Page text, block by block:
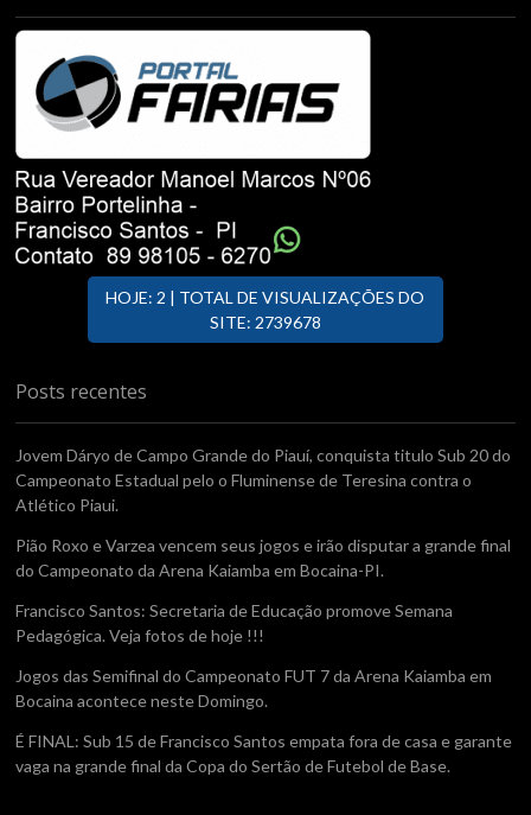
HOJE: 2 | TOTAL DE VISUALIZAÇÕES DO
SITE: 2739678
Posts recentes
Jovem Dáryo de Campo Grande do Piauí, conquista titulo Sub 20 do
Campeonato Estadual pelo o Fluminense de Teresina contra o
Atlético Piaui.
Pião Roxo e Varzea vencem seus jogos e irão disputar a grande final
do Campeonato da Arena Kaiamba em Bocaina-PI.
Francisco Santos: Secretaria de Educação promove Semana
Pedagógica. Veja fotos de hoje !!!
Jogos das Semifinal do Campeonato FUT 7 da Arena Kaiamba em
Bocaina acontece neste Domingo.
É FINAL: Sub 15 de Francisco Santos empata fora de casa e garante
vaga na grande final da Copa do Sertão de Futebol de Base.